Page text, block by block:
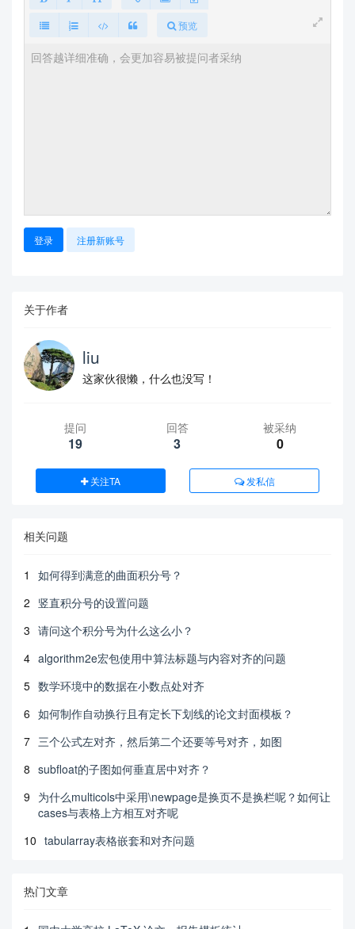
预览
登录 注册新账号
关于作者
liu
这家伙很懒，什么也没写！
提问
19
回答
3
被采纳
0
关注TA 发私信
相关问题
1
如何得到满意的曲面积分号？
2 竖直积分号的设置问题
3 请问这个积分号为什么这么小？
4 algorithm2e宏包使用中算法标题与内容对齐的问题
5 数学环境中的数据在小数点处对齐
6 如何制作自动换行且有定长下划线的论文封面模板？
7 三个公式左对齐，然后第二个还要等号对齐，如图
8 subfloat的子图如何垂直居中对齐？
9 为什么multicols中采用\newpage是换页不是换栏呢？如何让
cases与表格上方相互对齐呢
10 tabularray表格嵌套和对齐问题
热门文章